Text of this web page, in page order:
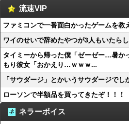
流速VIP
ファミコンで一番面白かったゲームを教
ワイのせいで辞めたやつが3人もいたら
タイミーから帰った僕「ゼーゼー…暑
もり彼女「おかえり…ｗｗｗ...
「サウダージ」とかいうサウダージで
ローソンで半額品を買ってきたぞ！！！
ネラーボイス